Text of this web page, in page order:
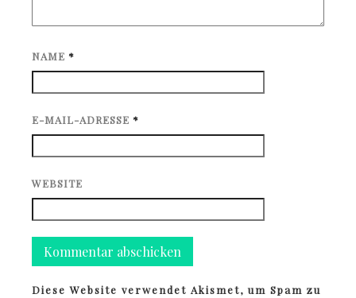
NAME *
E-MAIL-ADRESSE *
WEBSITE
Diese Website verwendet Akismet, um Spam zu